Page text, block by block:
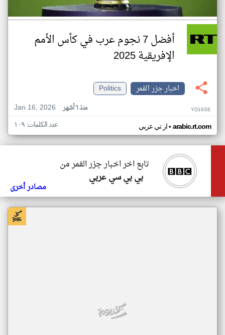
أفضل 7 نجوم عرب في كأس الأمم
الإفريقية 2025
اخبار جزر القمر
Politics
Jan 16, 2026
منذ ٦ أشهر YD16SE
ار تي عربي• arabic.rt.com عدد الكلمات: ١٠٩
تابع اخر اخبار جزر القمر من
بي بي سي عربي
مصادر أخرى